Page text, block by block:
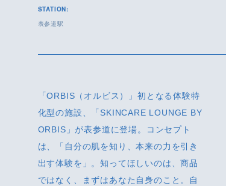
STATION:
表参道駅
「ORBIS（オルビス）」初となる体験特
化型の施設、「SKINCARE LOUNGE BY
ORBIS」が表参道に登場。コンセプト
は、「自分の肌を知り、本来の力を引き
出す体験を」。知ってほしいのは、商品
ではなく、まずはあなた自身のこと。自